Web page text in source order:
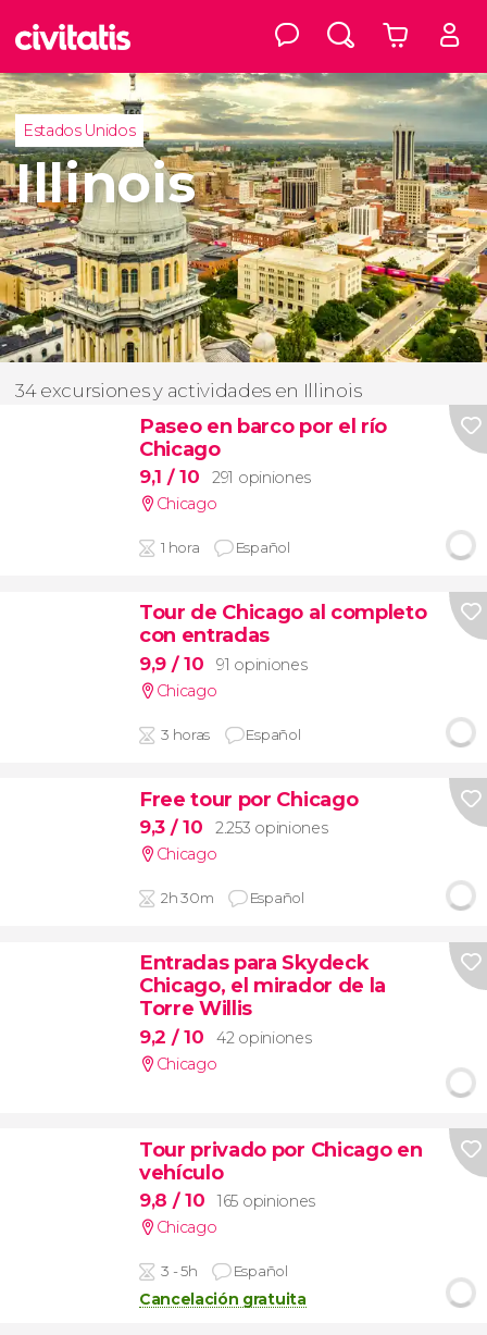
Estados Unidos
Illinois
34 excursiones y actividades en Illinois
Paseo en barco por el río
Chicago
9,1 / 10
291 opiniones
Chicago
1 hora Español
Tour de Chicago al completo
con entradas
9,9 / 10
91 opiniones
Chicago
3 horas Español
Free tour por Chicago
9,3 / 10
2.253 opiniones
Chicago
2h 30m Español
Entradas para Skydeck
Chicago, el mirador de la
Torre Willis
9,2 / 10
42 opiniones
Chicago
Tour privado por Chicago en
vehículo
9,8 / 10
165 opiniones
Chicago
3 - 5h Español
Cancelación gratuita